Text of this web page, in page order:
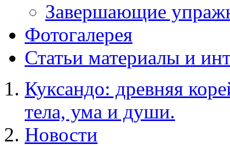
Завершающие
Фотогалерея
Статьи материалы и
Куксандо: древняя
тела, ума и души.
Новости